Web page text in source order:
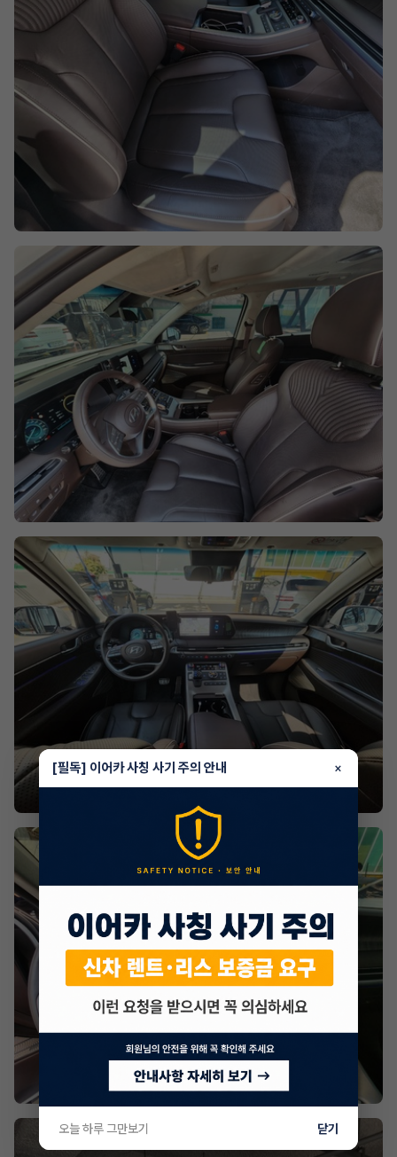
[필독] 이어카 사칭 사기 주의 안내 ×
오늘 하루 그만보기 닫기